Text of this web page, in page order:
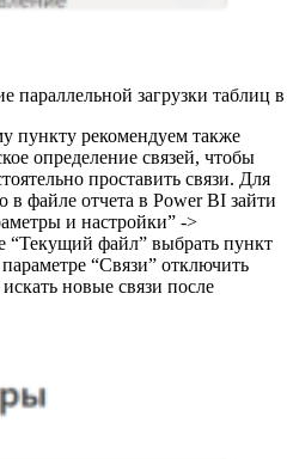
параллельной загрузки таблиц
пункту рекомендуем также
определение связей, чтобы
проставить связи. Для
в файле отчета в Power BI зайти
и настройки” ->
“Текущий файл” выбрать пункт
“Связи” отключить
новые связи после